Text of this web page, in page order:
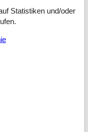
auch Hundebetten
und Rückgabe bei
Statistiken und/oder